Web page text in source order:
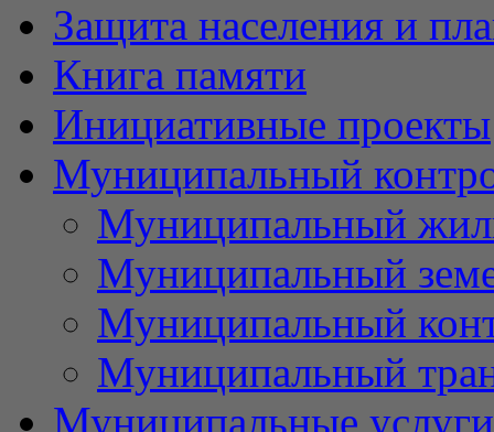
Защита населения и
Книга памяти
Инициативные проекты
Муниципальный
Муниципальный
Муниципальный
Муниципальный
Муниципальный
Муниципальные